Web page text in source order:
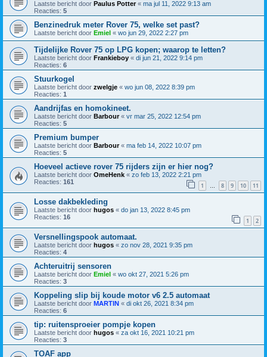
Laatste bericht door Paulus Potter« ma jul 11, 2022 9:13 am
Reacties: 5
Benzinedruk meter Rover 75, welke set past?
Laatste bericht door Emiel « wo jun 29, 2022 2:27 pm
Tijdelijke Rover 75 op LPG kopen; waarop te letten?
Laatste bericht door Frankieboy « di jun 21, 2022 9:14 pm
Reacties: 6
Stuurkogel
Laatste bericht door zwelgje « wo jun 08, 2022 8:39 pm
Reacties: 1
Aandrijfas en homokineet.
Laatste bericht door Barbour« vr mar 25, 2022 12:54 pm
Reacties: 5
Premium bumper
Laatste bericht door Barbour« ma feb 14, 2022 10:07 pm
Reacties: 5
Hoeveel actieve rover 75 rijders zijn er hier nog?
Laatste bericht door OmeHenk « zo feb 13, 2022 2:21 pm
Reacties: 161 1 … 8 9 10 11
Losse dakbekleding
Laatste bericht door hugos « do jan 13, 2022 8:45 pm
Reacties: 16 1 2
Versnellingspook automaat.
Laatste bericht door hugos « zo nov 28, 2021 9:35 pm
Reacties: 4
Achteruitrij sensoren
Laatste bericht door Emiel « wo okt 27, 2021 5:26 pm
Reacties: 3
Koppeling slip bij koude motor v6 2.5 automaat
Laatste bericht door MARTIN « di okt 26, 2021 8:34 pm
Reacties: 6
tip: ruitensproeier pompje kopen
Laatste bericht door hugos « za okt 16, 2021 10:21 pm
Reacties: 3
TOAF app